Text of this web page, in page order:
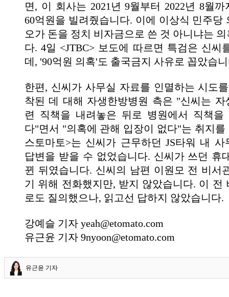
면, 이 회사는 2021년 9월부터 2022년 8월
60억원을 빌려줬습니다. 이에 이상식 민주당
오가 돈을 정치 비자금으로 쓴 것 아니냐는
다. 4일 <JTBC> 보도에 따르면 특검은 신씨
데, '90억원 의혹'도 출국금지 사유로 꼽았습
한편, 신씨가 사무실 자료를 인멸하는 시도
착된 데 대해 자생한방병원 측은 "신씨는 자
련 직책을 내려놓은 뒤로 병원에서 직책
다"면서 "의혹에 관해 입장이 없다"는 취지를
스토마토>는 신씨가 근무하던 JS타워 내 사
답변을 받을 수 없었습니다. 신씨가 쓰던 휴
뀐 뒤였습니다. 신씨의 남편 이원모 전 비서
기 위해 전화했지만, 받지 않았습니다. 이 전
로도 질의했으나, 읽고선 답하지 않았습니다.
강예슬 기자 yeah@etomato.com
유근윤 기자 9nyoon@etomato.com
유근윤 기자